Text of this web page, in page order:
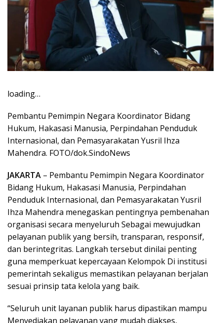
loading…
Pembantu Pemimpin Negara Koordinator Bidang
Hukum, Hakasasi Manusia, Perpindahan Penduduk
Internasional, dan Pemasyarakatan Yusril Ihza
Mahendra. FOTO/dok.SindoNews
JAKARTA – Pembantu Pemimpin Negara Koordinator
Bidang Hukum, Hakasasi Manusia, Perpindahan
Penduduk Internasional, dan Pemasyarakatan Yusril
Ihza Mahendra menegaskan pentingnya pembenahan
organisasi secara menyeluruh Sebagai mewujudkan
pelayanan publik yang bersih, transparan, responsif,
dan berintegritas. Langkah tersebut dinilai penting
guna memperkuat kepercayaan Kelompok Di institusi
pemerintah sekaligus memastikan pelayanan berjalan
sesuai prinsip tata kelola yang baik.
“Seluruh unit layanan publik harus dipastikan mampu
Menyediakan pelayanan yang mudah diakses,